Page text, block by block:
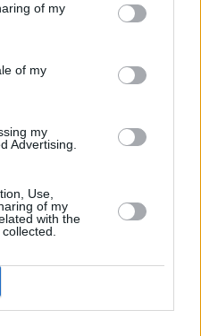
of my
of my
my
Advertising.
Use,
of my
with the